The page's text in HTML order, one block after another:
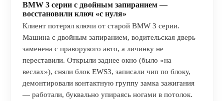
BMW 3 серии с двойным запиранием —
восстановили ключ «с нуля»
Клиент потерял ключи от старой BMW 3 серии.
Машина с двойным запиранием, водительская дверь
заменена с праворукого авто, а личинку не
переставили. Открыли заднее окно (было «на
веслах»), сняли блок EWS3, записали чип по блоку,
демонтировали контактную группу замка зажигания
— работали, буквально упираясь ногами в потолок.